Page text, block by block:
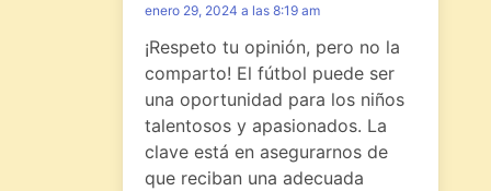
enero 29, 2024 a las 8:19 am
¡Respeto tu opinión, pero no la
comparto! El fútbol puede ser
una oportunidad para los niños
talentosos y apasionados. La
clave está en asegurarnos de
que reciban una adecuada